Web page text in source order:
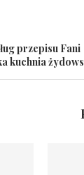
przepisu Fani
kuchnia